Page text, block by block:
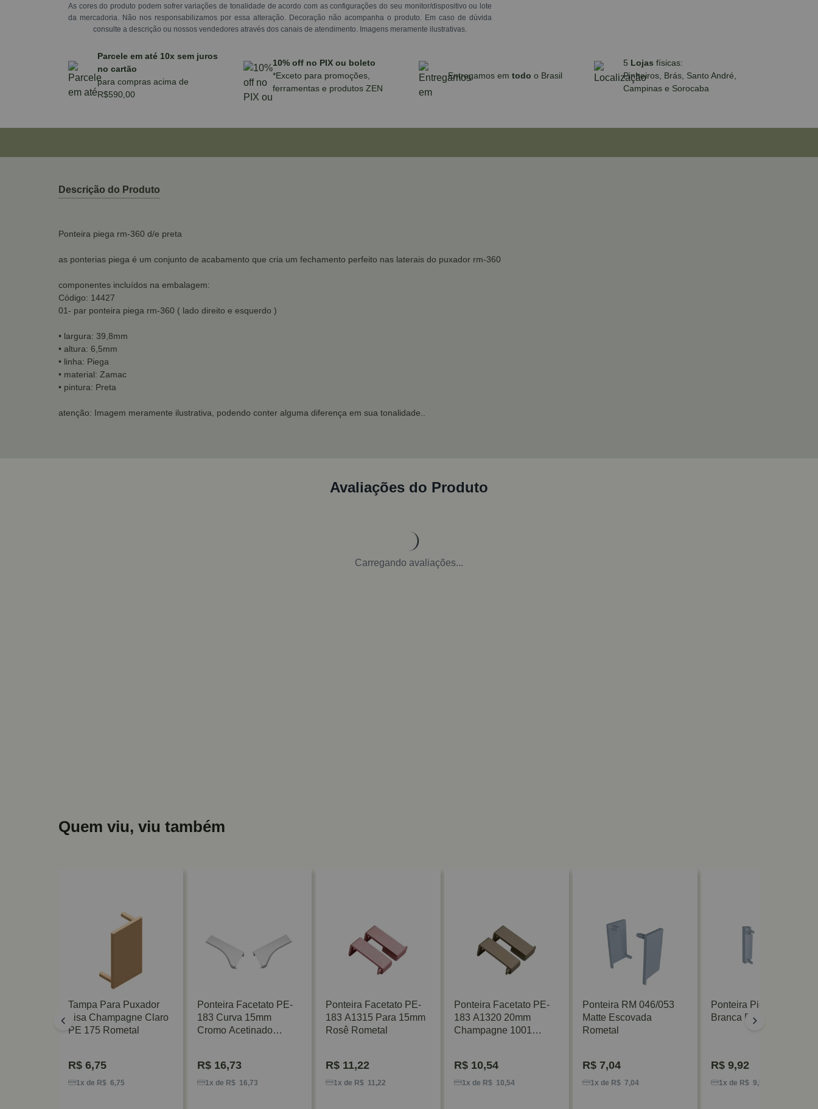
As cores do produto podem sofrer variações de tonalidade de acordo com as configurações do seu monitor/dispositivo ou lote
da mercadoria. Não nos responsabilizamos por essa alteração. Decoração não acompanha o produto. Em caso de dúvida
consulte a descrição ou nossos vendedores através dos canais de atendimento. Imagens meramente ilustrativas.
Parcele em até 10x sem juros
no cartão
para compras acima de
R$590,00
10% off no PIX ou boleto
*Exceto para promoções,
ferramentas e produtos ZEN
Entregamos em todo o Brasil
5 Lojas físicas:
Pinheiros, Brás, Santo André,
Campinas e Sorocaba
Descrição do Produto
Ponteira piega rm-360 d/e preta
as ponterias piega é um conjunto de acabamento que cria um fechamento perfeito nas laterais do puxador rm-360
componentes incluídos na embalagem:
Código: 14427
01- par ponteira piega rm-360 ( lado direito e esquerdo )
• largura: 39,8mm
• altura: 6,5mm
• linha: Piega
• material: Zamac
• pintura: Preta
atenção: Imagem meramente ilustrativa, podendo conter alguma diferença em sua tonalidade..
Avaliações do Produto
Carregando avaliações...
Quem viu, viu também
Tampa Para Puxador
Lisa Champagne Claro
PE 175 Rometal
R$ 6,75
1x de R$ 6,75
Ponteira Facetato PE-
183 Curva 15mm
Cromo Acetinado
R$16,73
1x de R$ 16,73
Ponteira Facetato PE-
183 A1315 Para 15mm
Rosê Rometal
R$11,22
1x de R$ 11,22
Ponteira Facetato PE-
183 A1320 20mm
Champagne 1001
R$10,54
1x de R$ 10,54
Ponteira RM 046/053
Matte Escovada
Rometal
R$ 7,04
1x de R$ 7,04
Ponteira Piega RM-360
Branca Rometal
R$ 9,92
1x de R$ 9,92